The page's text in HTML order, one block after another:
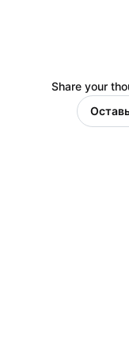
Share your